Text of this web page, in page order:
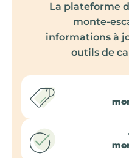
La plateforme
monte-
informations à
outils de